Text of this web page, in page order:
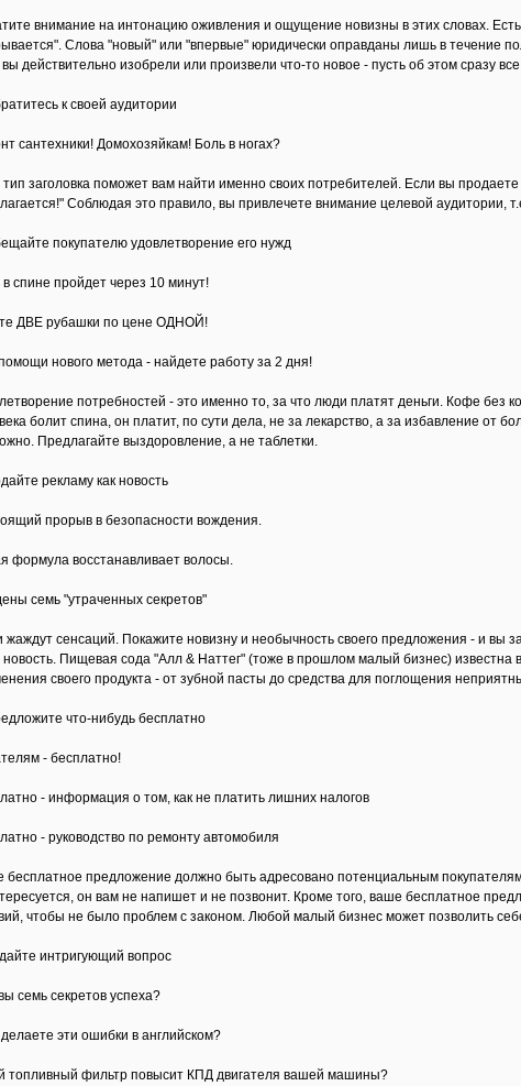
внимание на интонацию оживления и ощущение новизны в этих словах.
Слова "новый" или "впервые" юридически оправданы лишь в течение
действительно изобрели или произвели что-то новое - пусть об этом сразу
к своей аудитории
сантехники! Домохозяйкам! Боль в ногах?
заголовка поможет вам найти именно своих потребителей. Если вы
Соблюдая это правило, вы привлечете внимание целевой аудитории,
покупателю удовлетворение его нужд
в спине пройдет через 10 минут!
ДВЕ рубашки по цене ОДНОЙ!
нового метода - найдете работу за 2 дня!
потребностей - это именно то, за что люди платят деньги. Кофе без
болит спина, он платит, по сути дела, не за лекарство, а за избавление от
Предлагайте выздоровление, а не таблетки.
рекламу как новость
прорыв в безопасности вождения.
формула восстанавливает волосы.
семь "утраченных секретов"
сенсаций. Покажите новизну и необычность своего предложения - и вы
Пищевая сода "Алл & Наттег" (тоже в прошлом малый бизнес) известна
своего продукта - от зубной пасты до средства для поглощения
что-нибудь бесплатно
- бесплатно!
- информация о том, как не платить лишних налогов
- руководство по ремонту автомобиля
бесплатное предложение должно быть адресовано потенциальным
он вам не напишет и не позвонит. Кроме того, ваше бесплатное
чтобы не было проблем с законом. Любой малый бизнес может позволить
интригующий вопрос
семь секретов успеха?
эти ошибки в английском?
топливный фильтр повысит КПД двигателя вашей машины?